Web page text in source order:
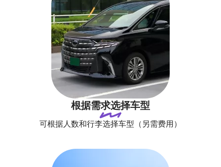
根据需求选择车型
可根据人数和行李选择车型（另需费用）